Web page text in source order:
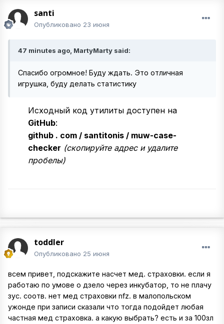
santi
Опубликовано 23 июня
47 minutes ago, MartyMarty said:
Спасибо огромное! Буду ждать. Это отличная
игрушка, буду делать статистику
Исходный код утилиты доступен на
GitHub:
github . com / santitonis / muw-case-
checker (скопируйте адрес и удалите
пробелы)
toddler
Опубликовано 25 июня
всем привет, подскажите насчет мед. страховки. если я
работаю по умове о дзело через инкубатор, то не плачу
зус. соотв. нет мед страховки nfz. в малопольском
ужонде при записи сказали что тогда подойдет любая
частная мед страховка. а какую выбрать? есть и за 100зл